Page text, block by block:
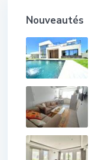
Nouveautés